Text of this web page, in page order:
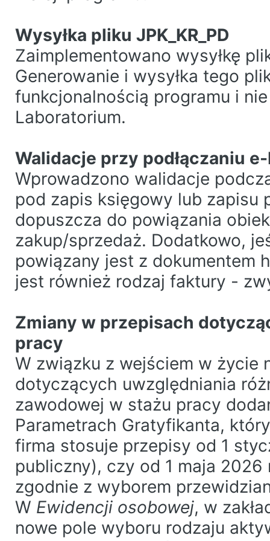
Wysyłka pliku JPK_KR_PD
Zaimplementowano wysyłkę
Generowanie i wysyłka tego
funkcjonalnością programu i
Laboratorium.
Walidacje przy podłączaniu
Wprowadzono walidacje
pod zapis księgowy lub zapisu
dopuszcza do powiązania
zakup/sprzedaż. Dodatkowo,
powiązany jest z dokumentem
jest również rodzaj faktury -
Zmiany w przepisach
pracy
W związku z wejściem w życie
dotyczących uwzględniania
zawodowej w stażu pracy
Parametrach Gratyfikanta,
firma stosuje przepisy od 1
publiczny), czy od 1 maja
zgodnie z wyborem
W Ewidencji osobowej, w
nowe pole wyboru rodzaju